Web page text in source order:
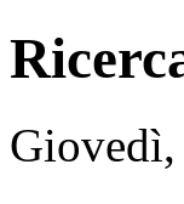
Giovedì,